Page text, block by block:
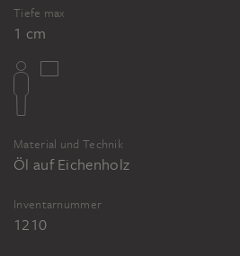
Tiefe max
1 cm
Material und Technik
Öl auf Eichenholz
Inventarnummer
1210